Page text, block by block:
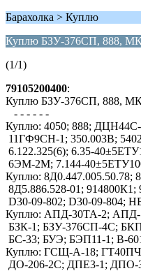
Барахолка > Куплю
Куплю БЗУ-376СП, 888,
(1/1)
79105200400:
Куплю БЗУ-376СП, 888,
- - - - - -
Куплю: 4050; 888;
11ГФ9СН-1; 350.003В;
6.122.325(6); 6.35-
6ЭМ-2М; 7.144-
Куплю: 8Д0.447.005.50.78;
8Д5.886.528-01;
D30-09-802; D30-09-804;
Куплю: АПД-30ТА-2; АПД-
БЗК-1; БЗУ-376СП-4С;
БС-33; БУЭ; БЭП11-1; В-
Куплю: ГСЩ-А-18;
ДО-206-2С; ДПЕ3-1;